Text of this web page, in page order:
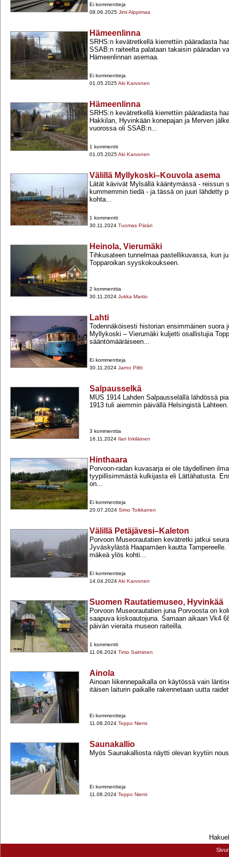
Ei kommentteja
08.06.2025 Jimi Alppimaa
Hämeenlinna
SRHS:n kevätretkellä kierrettiin pääradasta
SSAB:n raiteelta palataan takaisin pääradan
Hämeenlinnan asemaa.
Ei kommentteja
01.05.2025Aki Karvonen
Hämeenlinna
SRHS:n kevätretkellä kierrettiin pääradasta
Hakkilan, Hyvinkään konepajan ja Merven
vuorossa oli SSAB:n...
1 kommentti
01.05.2025Aki Karvonen
Välillä Myllykoski–Kouvola asema
Lätät kävivät Mylsällä kääntymässä -​ reissun
kummemmin tiedä -​ ja tässä on juuri lähdetty
kohta...
1 kommentti
30.11.2024 Tuomas Pätäri
Heinola, Vierumäki
Tihkusateen tunnelmaa pastellikuvassa, kun
Topparoikan syyskokoukseen.
2 kommenttia
30.11.2024 Jukka Martio
Lahti
Todennäköisesti historian ensimmäinen suora
Myllykoski – Vierumäki kuljetti osallistujia
sääntömääräiseen...
Ei kommentteja
30.11.2024 Jarno Piltti
Salpausselkä
MUS 1914 Lahden Salpausselällä lähdössä
1913 tuli aiemmin päivällä Helsingistä Lahteen.
3 kommenttia
16.11.2024 Ilari Inkiläinen
Hinthaara
Porvoon-​radan kuvasarja ei ole täydellinen
tyypillisimmästä kulkijasta eli Lättähatusta.
on...
Ei kommentteja
20.07.2024 Simo Toikkanen
Välillä Petäjävesi–Kaleton
Porvoon Museorautatien kevätretki jatkui
Jyväskylästä Haapamäen kautta
mäkeä ylös kohti...
Ei kommentteja
14.04.2024Aki Karvonen
Suomen Rautatiemuseo, Hyvinkää
Porvoon Museorautatien juna Porvoosta on
saapuva kiskoautojuna. Samaan aikaan Vk4
päivän vieraita museon raiteilla.
1 kommentti
11.08.2024 Timo Salminen
Ainola
Ainoan liikennepaikalla on käytössä vain
itäisen laiturin paikalle rakennetaan uutta
Ei kommentteja
11.08.2024 Teppo Niemi
Saunakallio
Myös Saunakalliosta näytti olevan kyytiin
Ei kommentteja
11.08.2024 Teppo Niemi